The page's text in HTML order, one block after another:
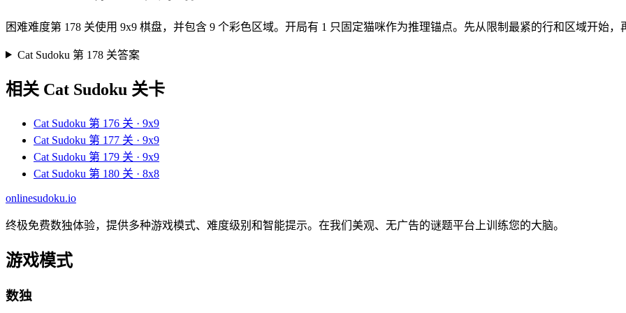
困难难度第 178 关使用 9x9 棋盘，并包含 9 个彩色区域。开局有 1 只固定猫咪作为推理锚点。先从限制最紧的行和区域开始，
Cat Sudoku 第 178 关答案
相关 Cat Sudoku 关卡
Cat Sudoku 第 176 关 · 9x9
Cat Sudoku 第 177 关 · 9x9
Cat Sudoku 第 179 关 · 9x9
Cat Sudoku 第 180 关 · 8x8
onlinesudoku.io
终极免费数独体验，提供多种游戏模式、难度级别和智能提示。在我们美观、无广告的谜题平台上训练您的大脑。
游戏模式
数独